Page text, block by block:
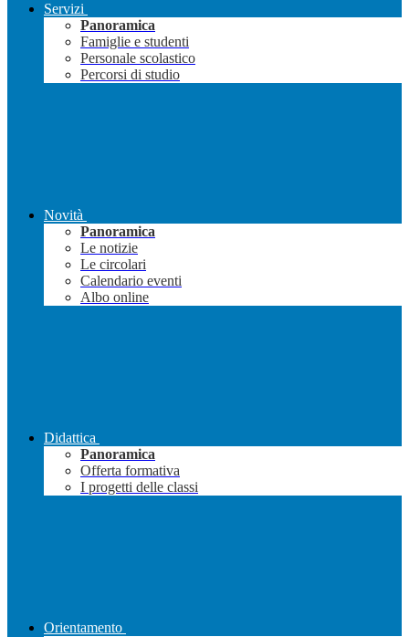
Servizi
Panoramica
Famiglie e studenti
Personale scolastico
Percorsi di studio
Novità
Panoramica
Le notizie
Le circolari
Calendario eventi
Albo online
Didattica
Panoramica
Offerta formativa
I progetti delle classi
Orientamento